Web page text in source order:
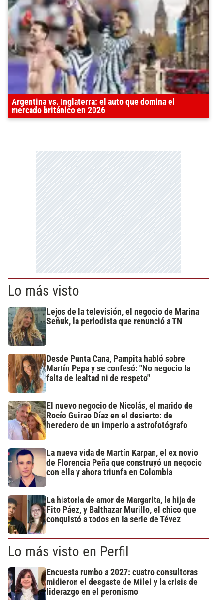
Argentina vs. Inglaterra: el auto que domina el
mercado británico en 2026
Lo más visto
Lejos de la televisión, el negocio de Marina
Señuk, la periodista que renunció a TN
Desde Punta Cana, Pampita habló sobre
Martín Pepa y se confesó: "No negocio la
falta de lealtad ni de respeto"
El nuevo negocio de Nicolás, el marido de
Rocío Guirao Díaz en el desierto: de
heredero de un imperio a astrofotógrafo
La nueva vida de Martín Karpan, el ex novio
de Florencia Peña que construyó un negocio
con ella y ahora triunfa en Colombia
La historia de amor de Margarita, la hija de
Fito Páez, y Balthazar Murillo, el chico que
conquistó a todos en la serie de Tévez
Lo más visto en Perfil
Encuesta rumbo a 2027: cuatro consultoras
midieron el desgaste de Milei y la crisis de
liderazgo en el peronismo